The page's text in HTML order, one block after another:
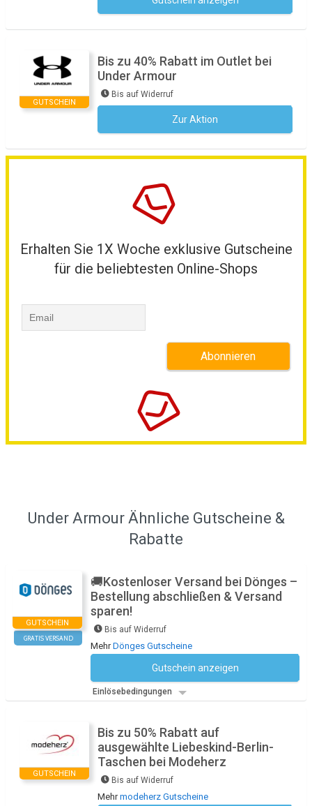
GUTSCHEIN
Bis zu 40% Rabatt im Outlet bei
Under Armour
Bis auf Widerruf
Zur Aktion
Erhalten Sie 1X Woche exklusive Gutscheine
für die beliebtesten Online-Shops
Under Armour Ähnliche Gutscheine &
Rabatte
GUTSCHEIN
GRATIS VERSAND
🚚Kostenloser Versand bei Dönges –
Bestellung abschließen & Versand
sparen!
Bis auf Widerruf
MehrDönges Gutscheine
Gutschein anzeigen
Einlösebedingungen
GUTSCHEIN
Bis zu 50% Rabatt auf
ausgewählte Liebeskind-Berlin-
Taschen bei Modeherz
Bis auf Widerruf
Mehrmodeherz Gutscheine